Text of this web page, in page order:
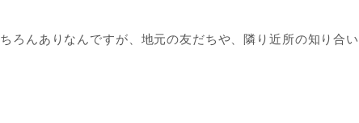
ろんありなんですが、地元の友だちや、隣り近所の知り合